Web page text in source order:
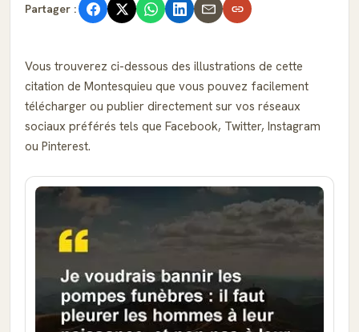
Partager :
Vous trouverez ci-dessous des illustrations de cette
citation de Montesquieu que vous pouvez facilement
télécharger ou publier directement sur vos réseaux
sociaux préférés tels que Facebook, Twitter, Instagram
ou Pinterest.